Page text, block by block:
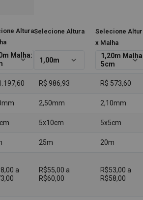
Altura
Malha:
keyboard_arrow_down
a
Selecione Altura
1,00m keyboard_arrow_down
R$ 986,93
2,50mm
5x10cm
25m
R$55,00 a
R$60,00
Selecione
x Malha
1,20m
5cm
keyboard_arrow_down
R$ 573,60
2,10mm
5x5cm
20m
R$53,00 a
R$58,00